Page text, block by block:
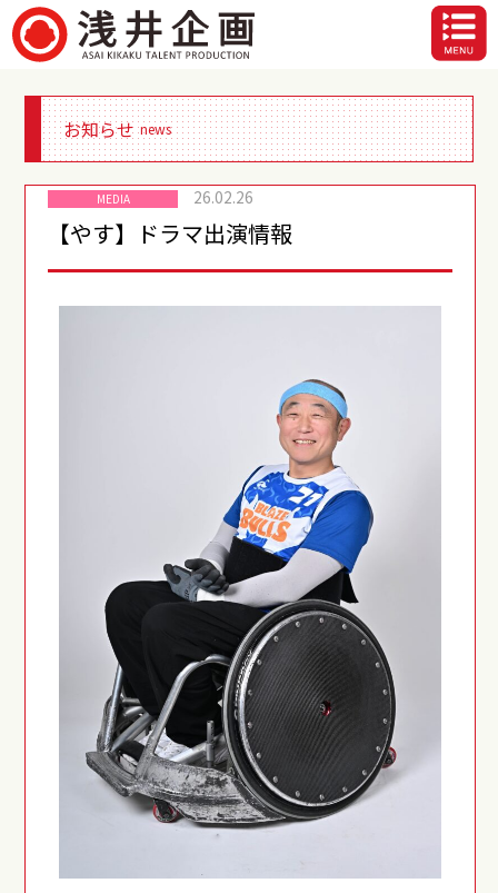
お知らせ news
MEDIA 26.02.26
【やす】ドラマ出演情報